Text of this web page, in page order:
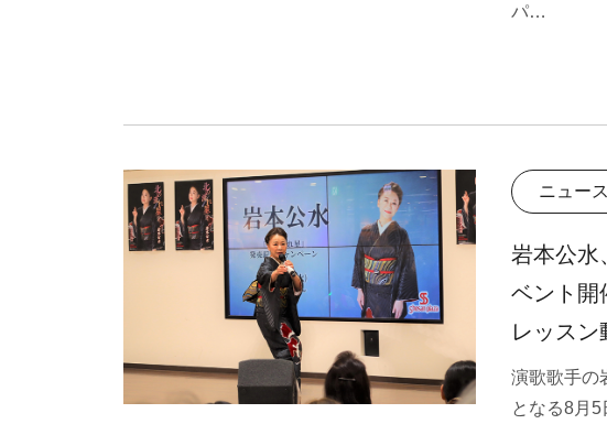
パ…
ニュース
岩本公水
ベント
レッスン
演歌歌手の
となる8月